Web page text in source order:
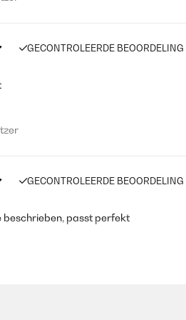
GECONTROLEERDE BEOORDELING
GECONTROLEERDE BEOORDELING
beschrieben, passt perfekt